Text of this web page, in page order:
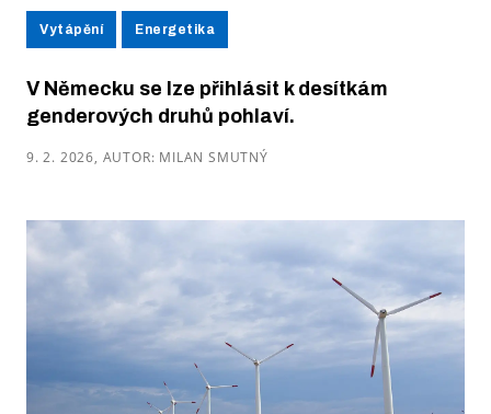
Vytápění Energetika
V Německu se lze přihlásit k desítkám
genderových druhů pohlaví.
9. 2. 2026, AUTOR: MILAN SMUTNÝ